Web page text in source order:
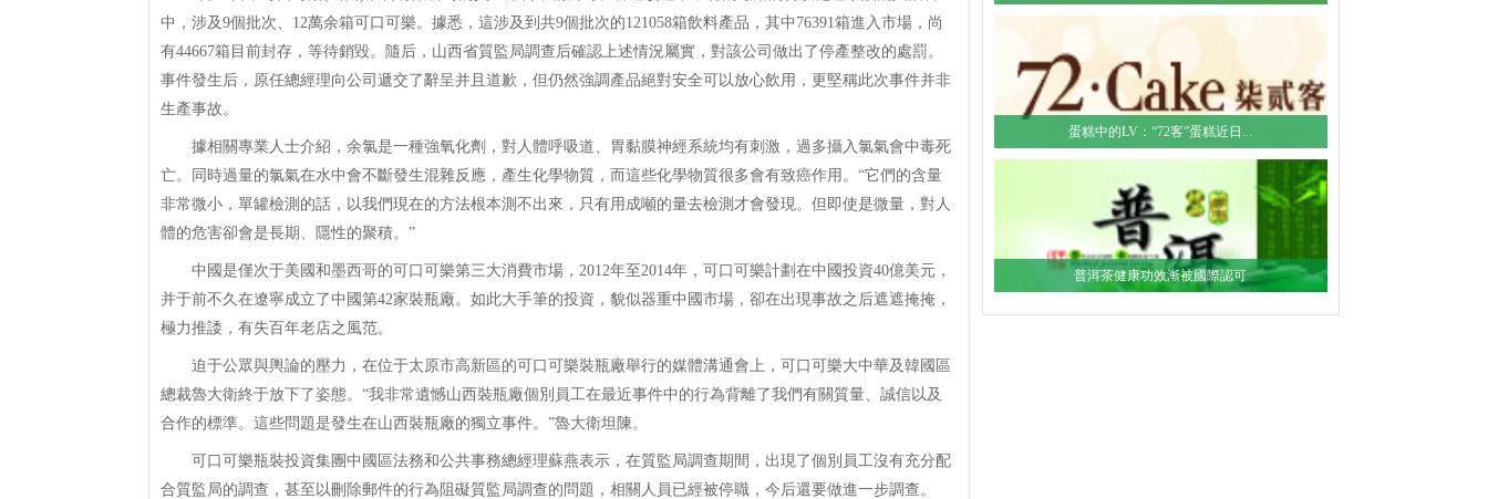
中，涉及9個批次、12萬余箱可口可樂。據悉，這涉及到共9個批次的121058箱飲料產品，其中76391箱進入市場，尚
有44667箱目前封存，等待銷毀。隨后，山西省質監局調查后確認上述情況屬實，對該公司做出了停產整改的處罰。
事件發生后，原任總經理向公司遞交了辭呈并且道歉，但仍然強調產品絕對安全可以放心飲用，更堅稱此次事件并非
生產事故。
據相關專業人士介紹，余氯是一種強氧化劑，對人體呼吸道、胃黏膜神經系統均有刺激，過多攝入氯氣會中毒死
亡。同時過量的氯氣在水中會不斷發生混雜反應，產生化學物質，而這些化學物質很多會有致癌作用。“它們的含量
非常微小，單罐檢測的話，以我們現在的方法根本測不出來，只有用成噸的量去檢測才會發現。但即使是微量，對人
體的危害卻會是長期、隱性的聚積。”
中國是僅次于美國和墨西哥的可口可樂第三大消費市場，2012年至2014年，可口可樂計劃在中國投資40億美元，
并于前不久在遼寧成立了中國第42家裝瓶廠。如此大手筆的投資，貌似器重中國市場，卻在出現事故之后遮遮掩掩，
極力推諉，有失百年老店之風范。
迫于公眾與輿論的壓力，在位于太原市高新區的可口可樂裝瓶廠舉行的媒體溝通會上，可口可樂大中華及韓國區
總裁魯大衛終于放下了姿態。“我非常遺憾山西裝瓶廠個別員工在最近事件中的行為背離了我們有關質量、誠信以及
合作的標準。這些問題是發生在山西裝瓶廠的獨立事件。”魯大衛坦陳。
可口可樂瓶裝投資集團中國區法務和公共事務總經理蘇燕表示，在質監局調查期間，出現了個別員工沒有充分配
合質監局的調查，甚至以刪除郵件的行為阻礙質監局調查的問題，相關人員已經被停職，今后還要做進一步調查。
蛋糕中的LV：“72客”蛋糕近日...
普洱茶健康功效漸被國際認可